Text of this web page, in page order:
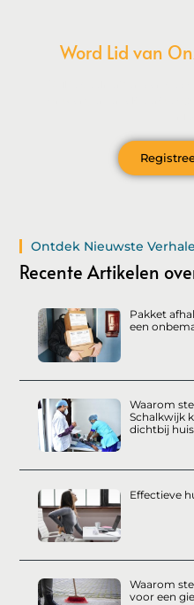
Word Lid van
Ontdek Nieuwste
Recente Artikelen
Pakket
een
Waarom
Schalkwijk
dichtbij huis
Effectieve
Waarom
voor een